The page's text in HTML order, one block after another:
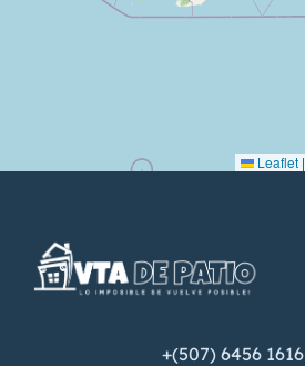
Leaflet |
+(507) 6456 1616